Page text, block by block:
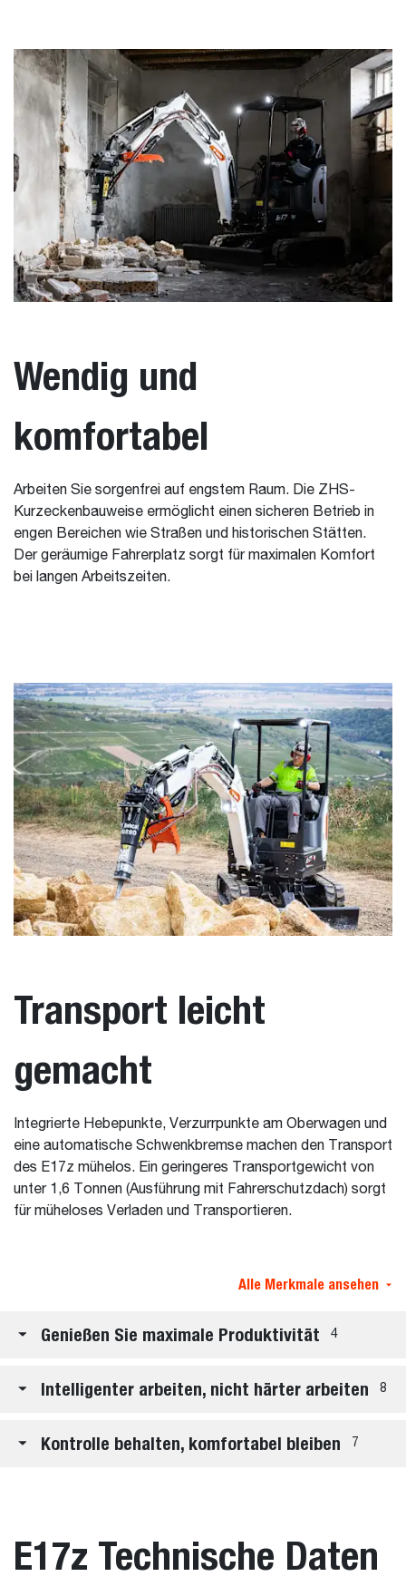
Wendig und
komfortabel
Arbeiten Sie sorgenfrei auf engstem Raum. Die ZHS-
Kurzeckenbauweise ermöglicht einen sicheren Betrieb in
engen Bereichen wie Straßen und historischen Stätten.
Der geräumige Fahrerplatz sorgt für maximalen Komfort
bei langen Arbeitszeiten.
Transport leicht
gemacht
Integrierte Hebepunkte, Verzurrpunkte am Oberwagen und
eine automatische Schwenkbremse machen den Transport
des E17z mühelos. Ein geringeres Transportgewicht von
unter 1,6 Tonnen (Ausführung mit Fahrerschutzdach) sorgt
für müheloses Verladen und Transportieren.
Alle Merkmale ansehen
Genießen Sie maximale Produktivität 4
Intelligenter arbeiten, nicht härter arbeiten 8
Kontrolle behalten, komfortabel bleiben 7
E17z Technische Daten